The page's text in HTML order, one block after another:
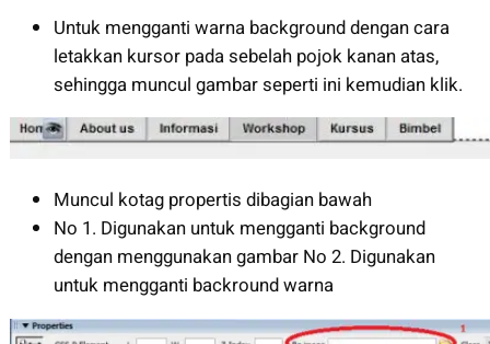
Untuk mengganti warna background dengan cara
letakkan kursor pada sebelah pojok kanan atas,
sehingga muncul gambar seperti ini kemudian klik.
Muncul kotag propertis dibagian bawah
No 1. Digunakan untuk mengganti background
dengan menggunakan gambar No 2. Digunakan
untuk mengganti backround warna